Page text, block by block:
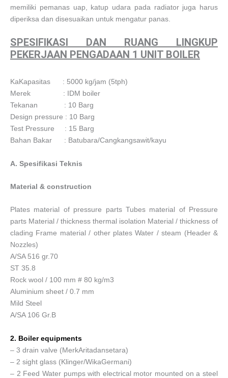
memiliki pemanas uap, katup udara pada radiator juga harus
diperiksa dan disesuaikan untuk mengatur panas.
SPESIFIKASI DAN RUANG LINGKUP
PEKERJAAN PENGADAAN 1 UNIT BOILER
KaKapasitas : 5000 kg/jam (5tph)
Merek : IDM boiler
Tekanan : 10 Barg
Design pressure : 10 Barg
Test Pressure : 15 Barg
Bahan Bakar : Batubara/Cangkangsawit/kayu
A. Spesifikasi Teknis
Material & construction
Plates material of pressure parts Tubes material of Pressure
parts Material / thickness thermal isolation Material / thickness of
clading Frame material / other plates Water / steam (Header &
Nozzles)
A/SA 516 gr.70
ST 35.8
Rock wool / 100 mm # 80 kg/m3
Aluminium sheet / 0.7 mm
Mild Steel
A/SA 106 Gr.B
2. Boiler equipments
– 3 drain valve (MerkAritadansetara)
– 2 sight glass (Klinger/WikaGermani)
– 2 Feed Water pumps with electrical motor mounted on a steel